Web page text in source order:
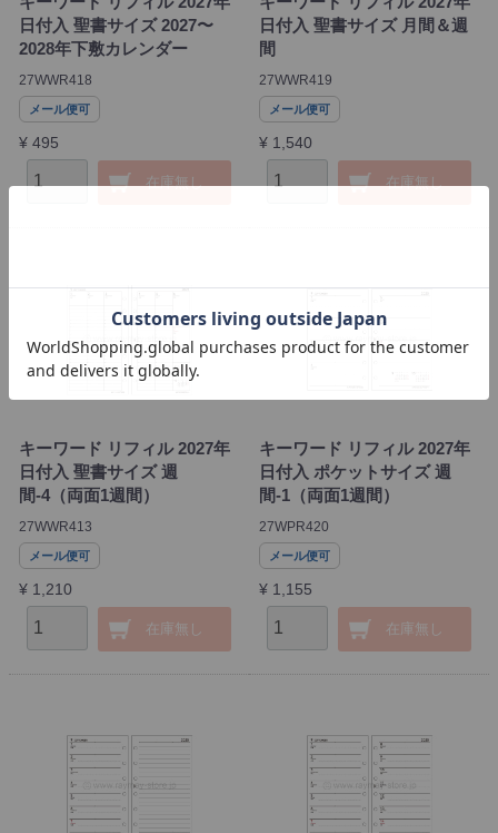
日付入 聖書サイズ 2027〜
2028年下敷カレンダー
27WWR418
メール便可
¥ 495
在庫無し
日付入 聖書サイズ 月間＆週
間
27WWR419
メール便可
¥ 1,540
在庫無し
キーワード リフィル 2027年
日付入 聖書サイズ 週
間-4（両面1週間）
27WWR413
メール便可
¥ 1,210
在庫無し
キーワード リフィル 2027年
日付入 ポケットサイズ 週
間-1（両面1週間）
27WPR420
メール便可
¥ 1,155
在庫無し